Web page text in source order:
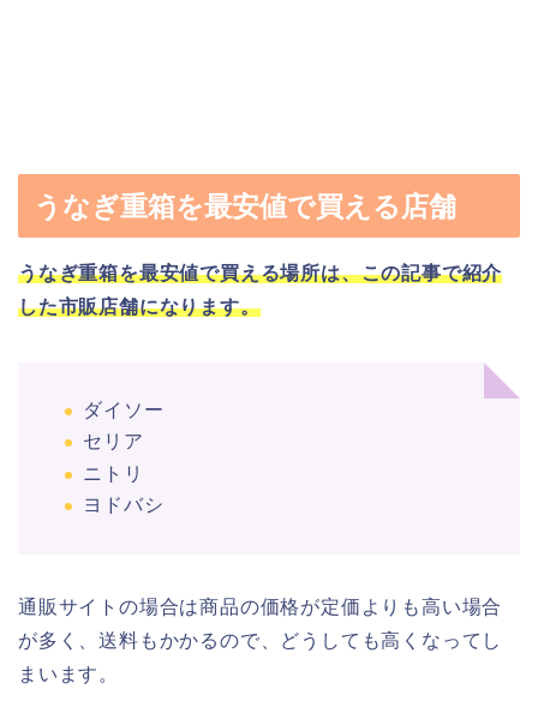
うなぎ重箱を最安値で買える店舗
うなぎ重箱を最安値で買える場所は、この記事で紹介
した市販店舗になります。
ダイソー
セリア
ニトリ
ヨドバシ
通販サイトの場合は商品の価格が定価よりも高い場合
が多く、送料もかかるので、どうしても高くなってし
まいます。